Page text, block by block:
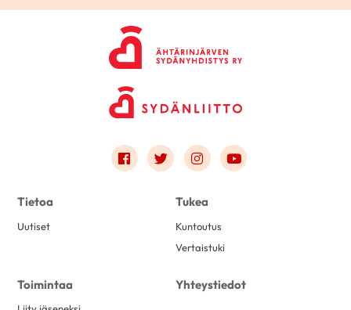
Link to facebook
Link to twitter
Link to instagram
Link to youtube
Tietoa
Uutiset
Tukea
Kuntoutus
Vertaistuki
Toimintaa Yhteystiedot